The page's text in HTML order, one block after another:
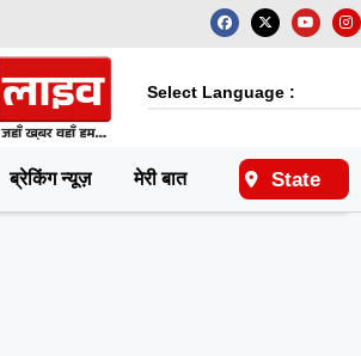
Select Language :
ब्रेकिंग न्यूज़ मेरी बात राष्ट्रीय
State